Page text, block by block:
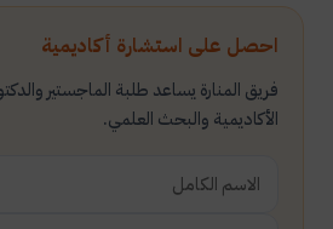
احصل على استشارة أكاديمية
فريق المنارة يساعد طلبة الماجستير
الأكاديمية والبحث العلمي.